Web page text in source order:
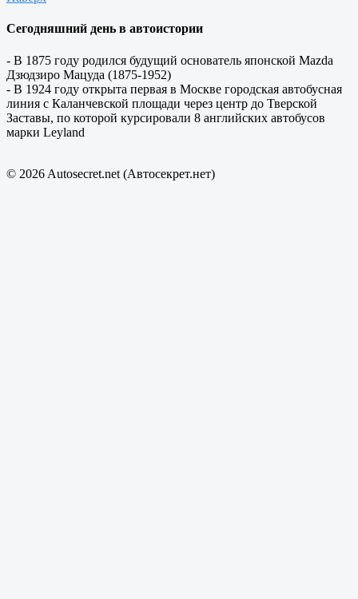
Сегодняшний день в автоистории
- В 1875 году родился будущий основатель японской Mazda
Дзюдзиро Мацуда (1875-1952)
- В 1924 году открыта первая в Москве городская автобусная
линия с Каланчевской площади через центр до Тверской
Заставы, по которой курсировали 8 английских автобусов
марки Leyland
© 2026 Autosecret.net (Автосекрет.нет)